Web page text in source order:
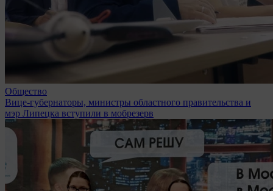
Общество
Вице-губернаторы, министры областного правительства и
мэр Липецка вступили в мобрезерв